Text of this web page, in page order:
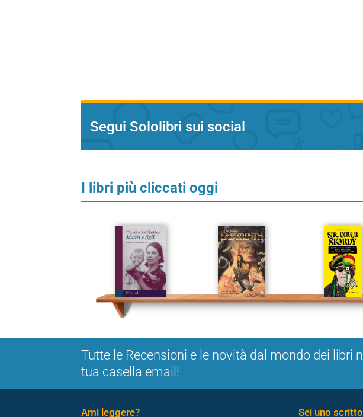
Segui Sololibri sui social
I libri più cliccati oggi
Tutte le Recensioni e le novità dal mondo dei libri
tua casella email!
Ami leggere? Sei uno